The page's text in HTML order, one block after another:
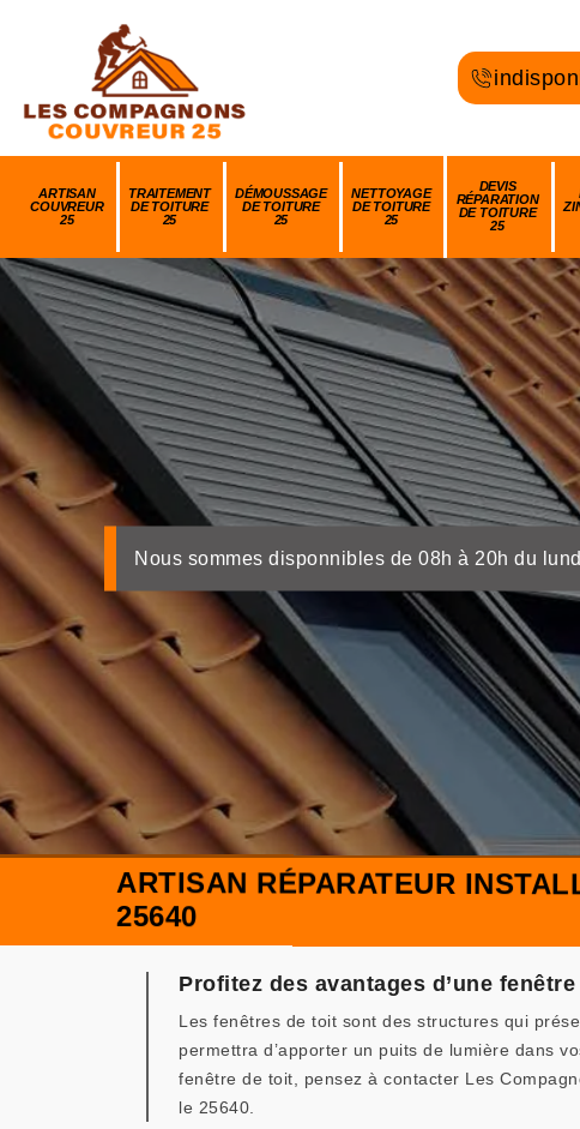
ARTISAN
COUVREUR
25
TRAITEMENT
DE TOITURE
25
DÉMOUSSAGE
DE TOITURE
25
NETTOYAGE
DE TOITURE
25
DEVIS
RÉPARATION
DE TOITURE
25
Nous sommes disponnibles de 08h à 20h du
ARTISAN RÉPARATEUR
25640
Profitez des avantages d’une
Les fenêtres de toit sont des structures qui
permettra d’apporter un puits de lumière dans
fenêtre de toit, pensez à contacter Les
le 25640.